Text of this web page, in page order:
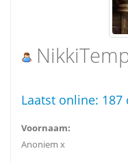
Laatst online: 187
Voornaam:
Anoniem x